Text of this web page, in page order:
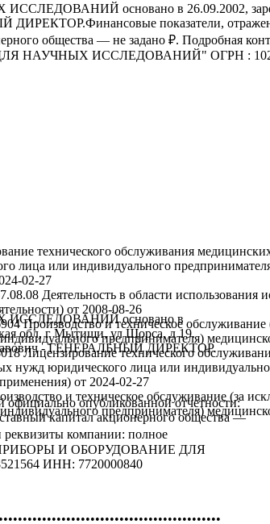
основано в 26.09.2002,
показатели,
общества — не задано ₽.
ИССЛЕДОВАНИЙ" ОГРН :
технического обслуживания
лица или индивидуального
02-27
Деятельность в области
от 2008-08-26
Производство и техническое
предпринимателя)
Лицензирование технического
нужд юридического лица или
от 2024-02-27
и техническое обслуживание (за
предпринимателя)
основано в
обл, г Мытищи, ул Щорса, д 19.
- ГЕНЕРАЛЬНЫЙ ДИРЕКТОР.
опубликованной отчетности:
капитал акционерного общества —
реквизиты компании: полное
И ОБОРУДОВАНИЕ ДЛЯ
ИНН: 7720000840